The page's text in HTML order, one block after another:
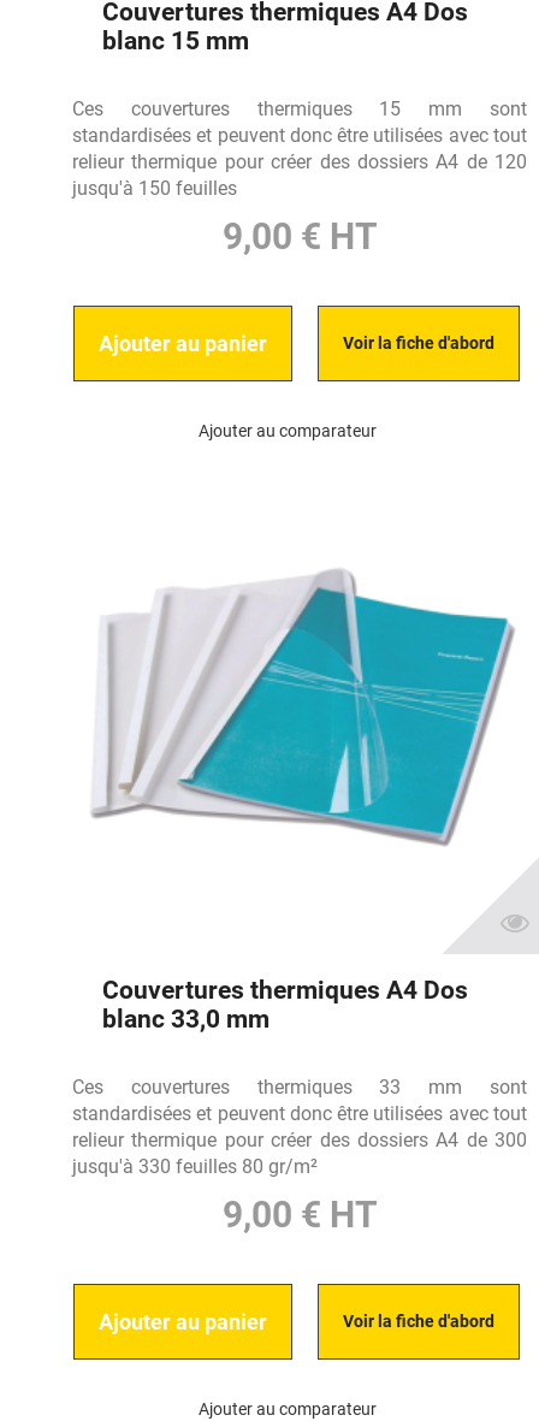
Couvertures thermiques A4 Dos
blanc 15 mm
Ces couvertures thermiques 15 mm sont
standardisées et peuvent donc être utilisées avec tout
relieur thermique pour créer des dossiers A4 de 120
jusqu'à 150 feuilles
9,00 € HT
Ajouter au panier Voir la fiche d'abord
Ajouter au comparateur
Couvertures thermiques A4 Dos
blanc 33,0 mm
Ces couvertures thermiques 33 mm sont
standardisées et peuvent donc être utilisées avec tout
relieur thermique pour créer des dossiers A4 de 300
jusqu'à 330 feuilles 80 gr/m²
9,00 € HT
Ajouter au panier Voir la fiche d'abord
Ajouter au comparateur